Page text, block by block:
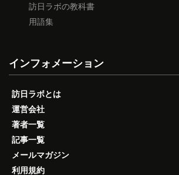
訪日ラボの教科書
用語集
インフォメーション
訪日ラボとは
運営会社
著者一覧
記事一覧
メールマガジン
利用規約